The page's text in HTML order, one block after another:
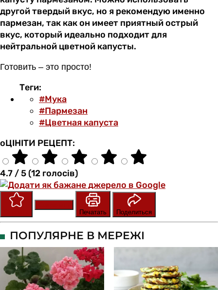
другой твердый вкус, но я рекомендую именно
пармезан, так как он имеет приятный острый
вкус, который идеально подходит для
нейтральной цветной капусты.
Готовить – это просто!
Теги:
#Мука
#Пармезан
#Цветная капуста
оЦІНІТИ РЕЦЕПТ:
4.7 / 5 (12 голосів)
Печатать
Поделиться